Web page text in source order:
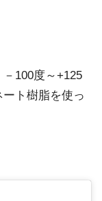
100度～+125
ト樹脂を使っ